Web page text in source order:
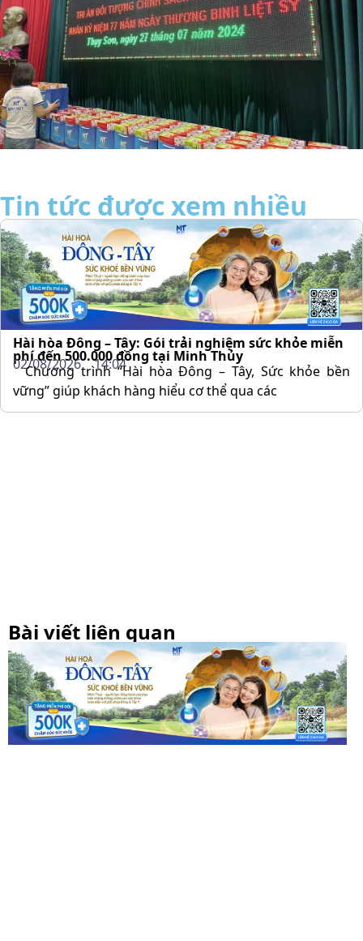
Tin tức được xem nhiều
Hài hòa Đông – Tây: Gói trải nghiệm sức khỏe miễn
phí đến 500.000 đồng tại Minh Thủy
02/08/2026 14:04
Chương trình “Hài hòa Đông – Tây, Sức khỏe bền
vững” giúp khách hàng hiểu cơ thể qua các
Bài viết liên quan